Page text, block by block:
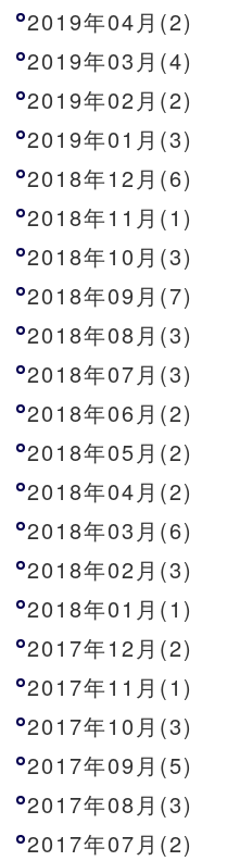
2019年04月(2)
2019年03月(4)
2019年02月(2)
2019年01月(3)
2018年12月(6)
2018年11月(1)
2018年10月(3)
2018年09月(7)
2018年08月(3)
2018年07月(3)
2018年06月(2)
2018年05月(2)
2018年04月(2)
2018年03月(6)
2018年02月(3)
2018年01月(1)
2017年12月(2)
2017年11月(1)
2017年10月(3)
2017年09月(5)
2017年08月(3)
2017年07月(2)